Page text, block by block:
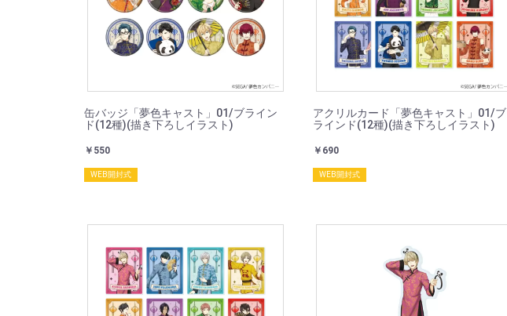
缶バッジ「夢色キャスト」01/ブライン
ド(12種)(描き下ろしイラスト)
￥550
WEB開封式
アクリルカード「夢色キャスト」01/ブ
ラインド(12種)(描き下ろしイラスト)
￥690
WEB開封式